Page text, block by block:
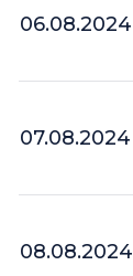
06.08.2024
07.08.2024
08.08.2024